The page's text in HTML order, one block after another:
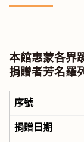
本館惠蒙各界
捐贈者芳名羅